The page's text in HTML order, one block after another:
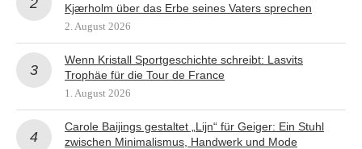
Kjærholm über das Erbe seines Vaters sprechen
2. August 2026
Wenn Kristall Sportgeschichte schreibt: Lasvits
Trophäe für die Tour de France
1. August 2026
Carole Baijings gestaltet „Lijn“ für Geiger: Ein Stuhl
zwischen Minimalismus, Handwerk und Mode